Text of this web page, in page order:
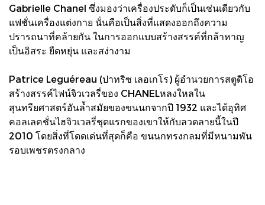
Gabrielle Chanel ซึ่งมองว่าเครื่องประดับก็เป็นเช่นเดียวกับ
แฟชั่นเครื่องแต่งกาย นั่นคือเป็นสิ่งที่แสดงออกถึงความ
ปรารถนาที่คล้ายกัน ในการออกแบบสร้างสรรค์ที่กล้าหาญ
เป็นอิสระ ยืดหยุ่น และสง่างาม
Patrice Leguéreau (ปาทริซ เลอเกโร) ผู้อำนวยการสตูดิโอ
สร้างสรรค์ไฟน์จิวเวลรี่ของ CHANELหลงใหลใน
สุนทรียศาสตร์อันล้ำสมัยของขนนกจากปี 1932 และได้อุทิศ
คอลเลคชั่นไฮจิวเวลรี่ชุดแรกของเขาให้กับลวดลายนี้ในปี
2010 โดยสิ่งที่โดดเด่นที่สุดก็คือ ขนนกทรงกลมที่มีหนามพัน
รอบเพชรตรงกลาง